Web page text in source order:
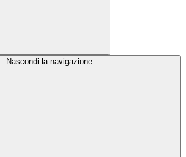
Nascondi la navigazione